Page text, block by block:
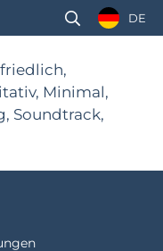
DE
Minimal,
Soundtrack,